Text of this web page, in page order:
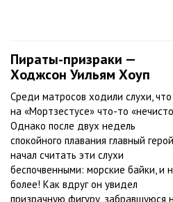
Пираты-призраки —
Ходжсон Уильям Хоуп
Среди матросов ходили слухи, что
на «Мортзестусе» что-то
Однако после двух недель
спокойного плавания главный герой
начал считать эти слухи
беспочвенными: морские байки, и
более! Как вдруг он увидел
призрачную фигуру, забравшуюся